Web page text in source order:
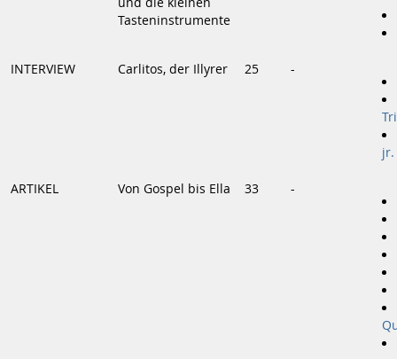
Tasteninstrumente
INTERVIEW Carlitos, der Illyrer 25 -
jr.
ARTIKEL Von Gospel bis Ella 33 -